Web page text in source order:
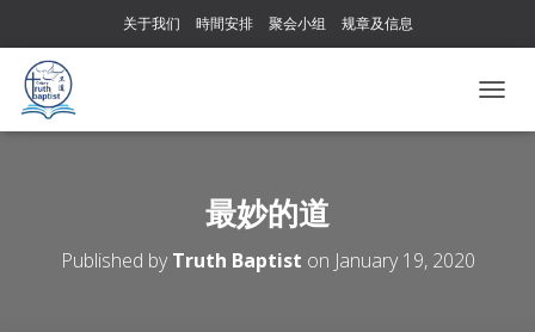
关于我们 時間安排 聚会小组 规章及信息
O
最妙的道
Published byTruth Baptist on January 19, 2020